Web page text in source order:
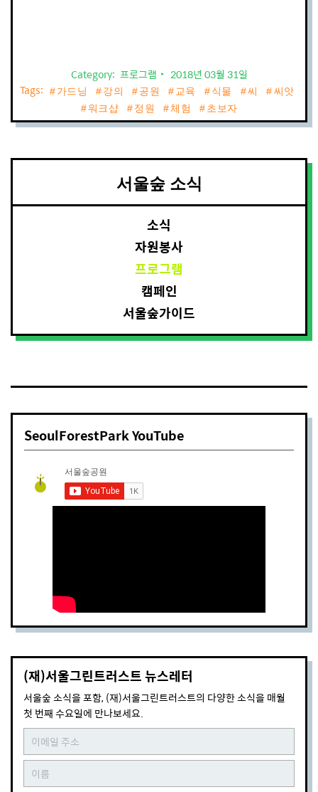
Category: 프로그램
2018년 03월 31일
Tags:
가드닝 강의 공원 교육 식물 씨
씨앗
워크샵
정원 체험 초보자
서울숲 소식
소식
자원봉사
프로그램
캠페인
서울숲가이드
SeoulForestPark YouTube
(재)서울그린트러스트 뉴스레터
서울숲 소식을 포함, (재)서울그린트러스트의 다양한 소식을 매월
첫 번째 수요일에 만나보세요.